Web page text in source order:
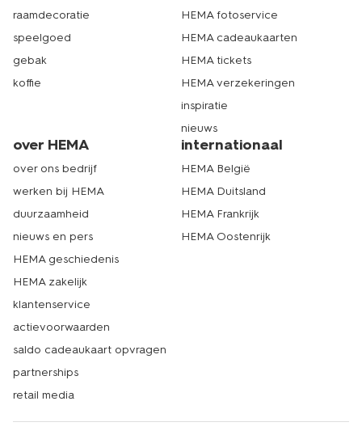
raamdecoratie
speelgoed
gebak
koffie
HEMA fotoservice
HEMA cadeaukaarten
HEMA tickets
HEMA verzekeringen
inspiratie
nieuws
over HEMA
over ons bedrijf
werken bij HEMA
duurzaamheid
nieuws en pers
HEMA geschiedenis
HEMA zakelijk
klantenservice
actievoorwaarden
saldo cadeaukaart opvragen
partnerships
retail media
internationaal
HEMA België
HEMA Duitsland
HEMA Frankrijk
HEMA Oostenrijk